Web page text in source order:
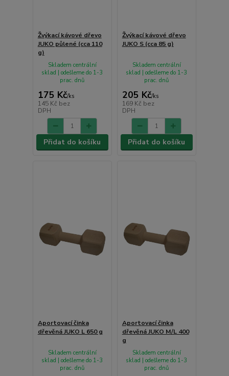
Žvýkací kávové dřevo
JUKO půlené (cca 110
g)
175 Kč/ks
145 Kč bez
DPH
Skladem centrální
sklad | odešleme do 1-3
prac. dnů
Přidat do košíku
Žvýkací kávové dřevo
JUKO S (cca 85 g)
205 Kč/ks
169 Kč bez
DPH
Skladem centrální
sklad | odešleme do 1-3
prac. dnů
Přidat do košíku
Aportovací činka
dřevěná JUKO L 650 g
Skladem centrální
sklad | odešleme do 1-3
prac. dnů
Aportovací činka
dřevěná JUKO M/L 400
g
Skladem centrální
sklad | odešleme do 1-3
prac. dnů